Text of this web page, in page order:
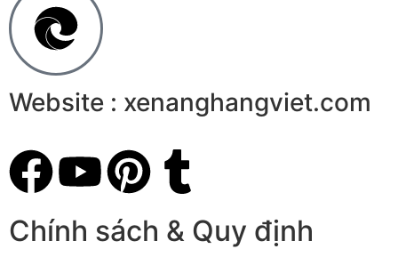
Website : xenanghangviet.com
Chính sách & Quy định